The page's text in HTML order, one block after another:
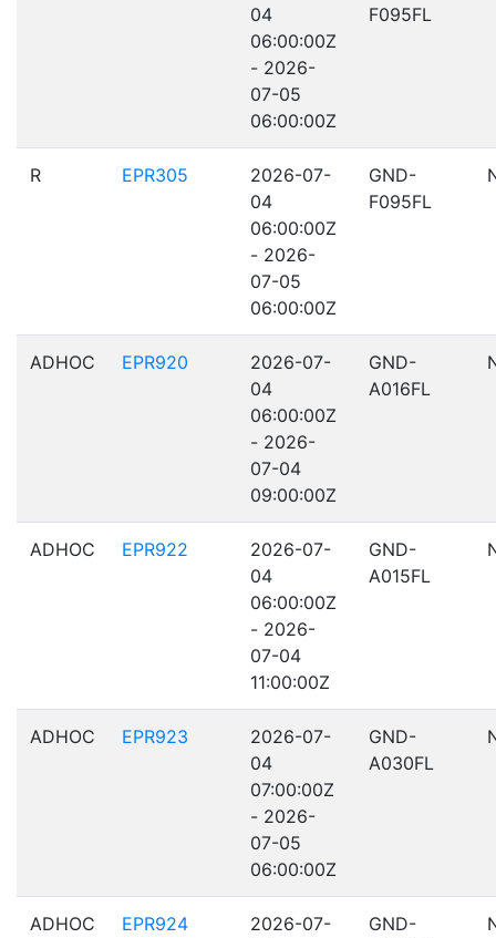
04
06:00:00Z
- 2026-
07-05
06:00:00Z
F095FL
R EPR305
2026-07-
04
06:00:00Z
- 2026-
07-05
06:00:00Z
GND-
F095FL
ADHOC EPR920
2026-07-
04
06:00:00Z
- 2026-
07-04
09:00:00Z
GND-
A016FL
ADHOC EPR922
2026-07-
04
06:00:00Z
- 2026-
07-04
11:00:00Z
GND-
A015FL
ADHOC EPR923
2026-07-
04
07:00:00Z
- 2026-
07-05
06:00:00Z
GND-
A030FL
ADHOC EPR924
2026-07-
GND-